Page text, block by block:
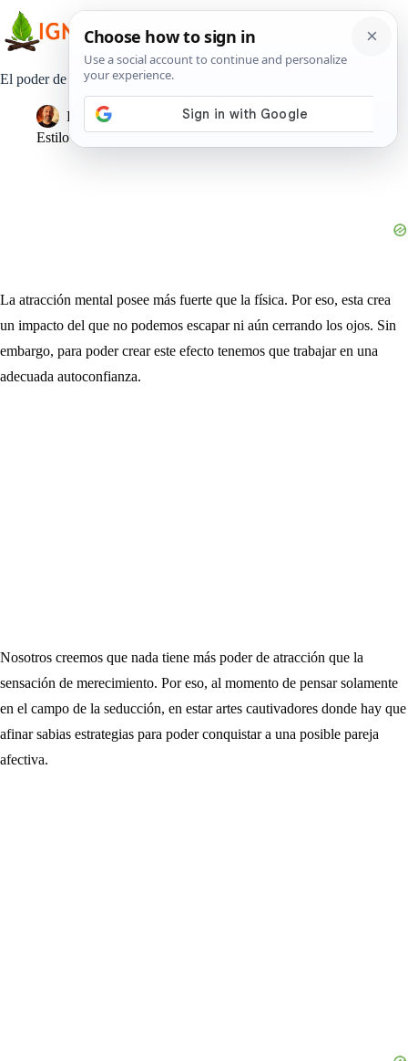
contenido
El poder de la atracción nace de la confianza en uno mismo
Pedro Lisperguer
24 septiembre, 2021
Estilo de Vida
La atracción mental posee más fuerte que la física. Por eso, esta crea
un impacto del que no podemos escapar ni aún cerrando los ojos. Sin
embargo, para poder crear este efecto tenemos que trabajar en una
adecuada autoconfianza.
Nosotros creemos que nada tiene más poder de atracción que la
sensación de merecimiento. Por eso, al momento de pensar solamente
en el campo de la seducción, en estar artes cautivadores donde hay que
afinar sabias estrategias para poder conquistar a una posible pareja
afectiva.